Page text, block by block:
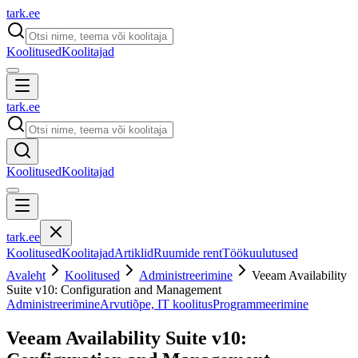
tark.ee
KoolitusedKoolitajad
tark.ee
KoolitusedKoolitajad
tark.ee
KoolitusedKoolitajadArtiklidRuumide rentTöökuulutused
Avaleht
Koolitused Administreerimine
Veeam Availability
Suite v10: Configuration and Management
AdministreerimineArvutiõpe, IT koolitusProgrammeerimine
Veeam Availability Suite v10: